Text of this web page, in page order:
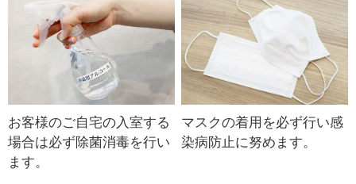
お客様のご自宅の入室する
場合は必ず除菌消毒を行い
ます。
マスクの着用を必ず行い感
染病防止に努めます。